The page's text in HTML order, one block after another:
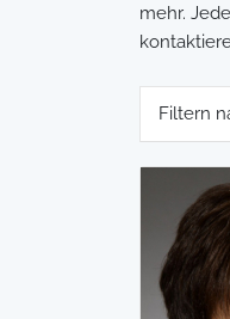
mehr.
Filtern